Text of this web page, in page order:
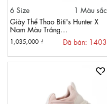
6 Size
1 Màu sắc
Giày Thể Thao Biti's Hunter X
Nam Màu Trắng
HSM011700TRG
1,035,000 ₫ Đã bán: 1403